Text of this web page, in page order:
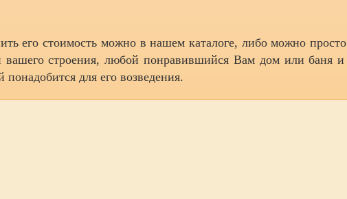
его стоимость можно в нашем каталоге, либо можно
вашего строения, любой понравившийся Вам дом или баня
для его возведения.